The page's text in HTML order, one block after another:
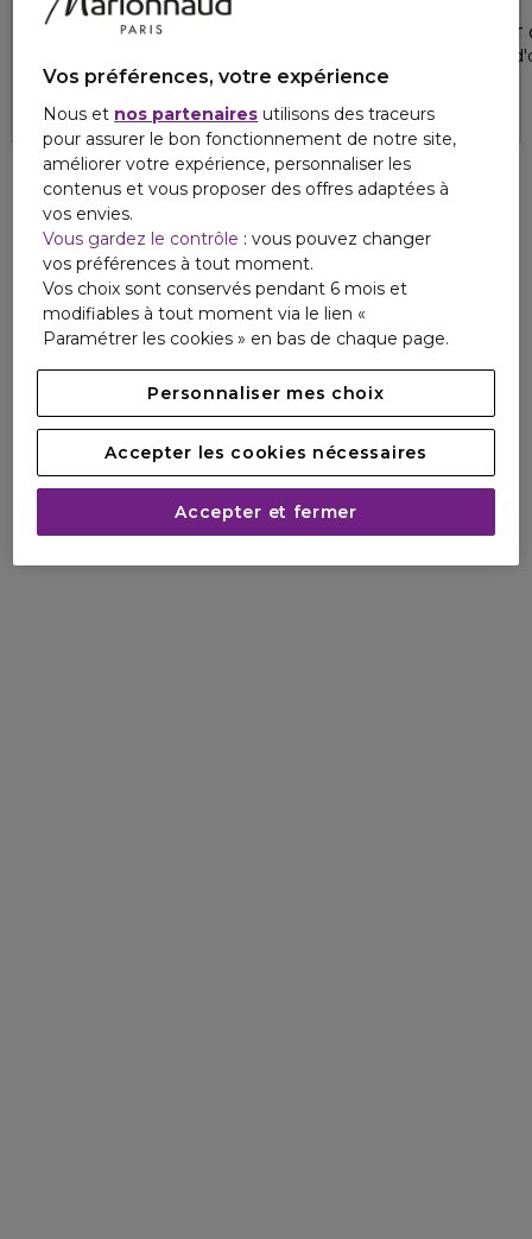
KIEHLS
AMINO ACID
60,00 €
5 1
NOURISHING OLIVE FRUIT
Masque réparateur à l'huile
36,00 €
Vos préférences, votre expérience
Nous et nos partenaires utilisons des traceurs
pour assurer le bon fonctionnement de notre site,
améliorer votre expérience, personnaliser les
contenus et vous proposer des offres adaptées à
vos envies.
Vous gardez le contrôle : vous pouvez changer
vos préférences à tout moment.
Vos choix sont conservés pendant 6 mois et
modifiables à tout moment via le lien «
Paramétrer les cookies » en bas de chaque page.
Personnaliser mes choix
Accepter les cookies nécessaires
Accepter et fermer